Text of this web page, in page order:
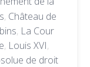
, Château de
, La Cour
, Louis XVI,
de droit